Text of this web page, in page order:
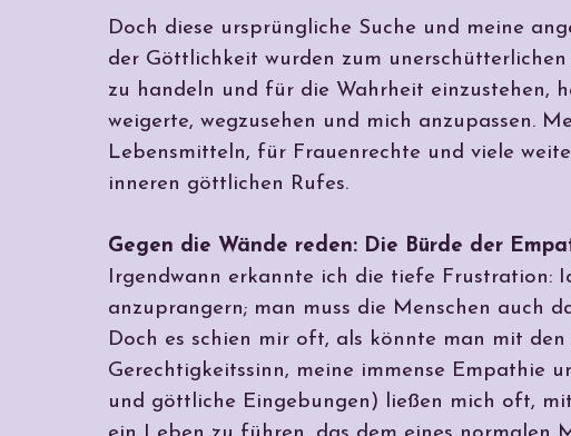
Doch diese ursprüngliche Suche und meine
der Göttlichkeit wurden zum
zu handeln und für die Wahrheit einzustehen,
weigerte, wegzusehen und mich anzupassen.
Lebensmitteln, für Frauenrechte und viele
inneren göttlichen Rufes.
Gegen die Wände reden: Die Bürde der
Irgendwann erkannte ich die tiefe Frustration:
anzuprangern; man muss die Menschen auch
Doch es schien mir oft, als könnte man mit
Gerechtigkeitssinn, meine immense Empathie
und göttliche Eingebungen) ließen mich oft,